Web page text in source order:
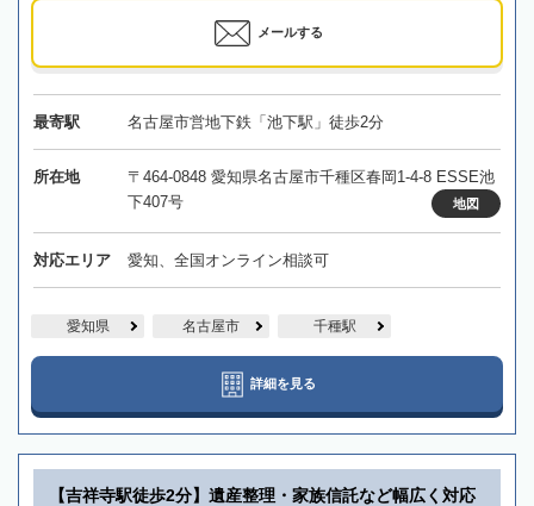
メールする
最寄駅 名古屋市営地下鉄「池下駅」徒歩2分
所在地
〒464-0848 愛知県名古屋市千種区春岡1-4-8 ESSE池
下407号
地図
対応エリア 愛知、全国オンライン相談可
愛知県 名古屋市 千種駅
詳細を見る
【吉祥寺駅徒歩2分】遺産整理・家族信託など幅広く対応